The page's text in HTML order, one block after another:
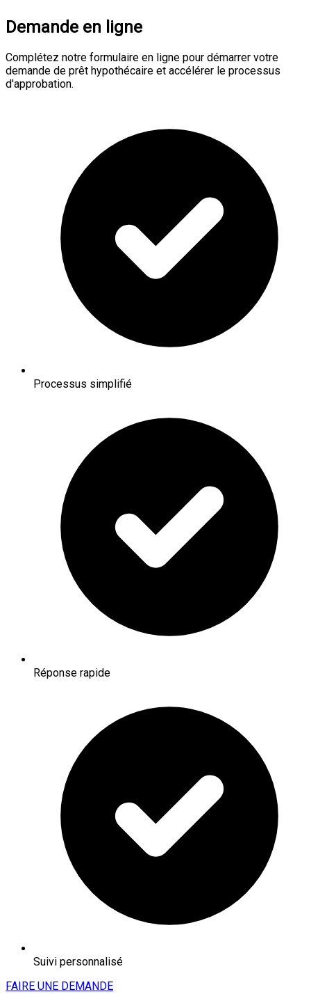
Demande en ligne
Complétez notre formulaire en ligne pour démarrer votre
demande de prêt hypothécaire et accélérer le processus
d'approbation.
Processus simplifié
Réponse rapide
Suivi personnalisé
FAIRE UNE DEMANDE